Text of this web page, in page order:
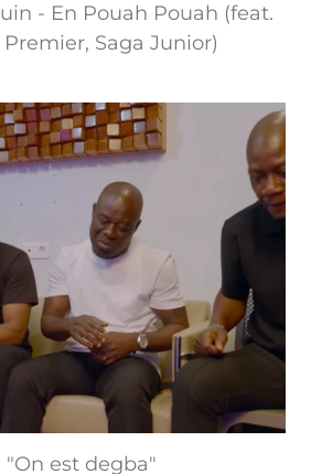
- En Pouah Pouah (feat.
Premier, Saga Junior)
"On est degba"